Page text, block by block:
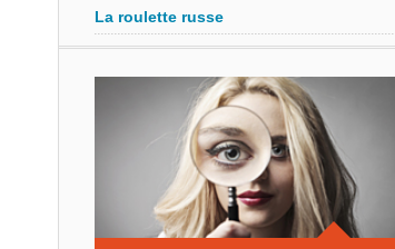
La roulette russe